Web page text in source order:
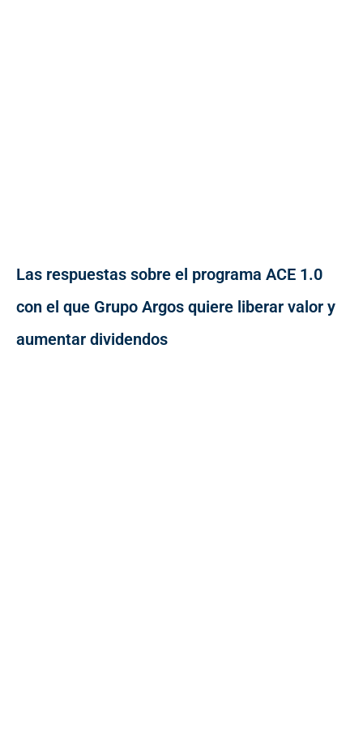
Las respuestas sobre el programa ACE 1.0
con el que Grupo Argos quiere liberar valor y
aumentar dividendos